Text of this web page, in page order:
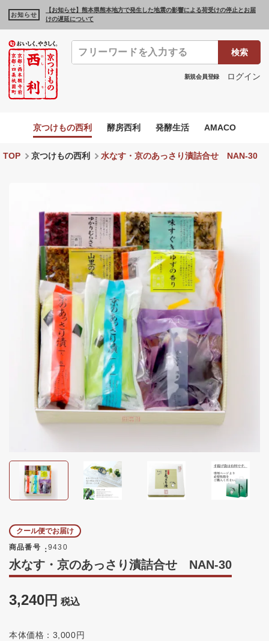
お知らせ
【お知らせ】熊本県熊本地方で発生した地震の影響による荷受けの停止とお届
けの遅延について
検索
新規会員登録 ログイン
京つけもの西利 酵房西利 発酵生活 AMACO
TOP 京つけもの西利 水なす・京のあっさり漬詰合せ NAN-30
クール便でお届け
商品番号
9430
水なす・京のあっさり漬詰合せ NAN-30
3,240 税込
本体価格：3,000円